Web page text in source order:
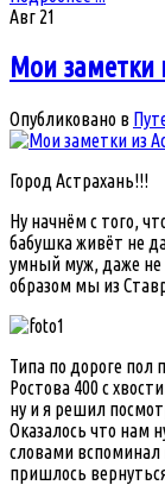
Авг 21
Мои заметки
Опубликовано в
Город Астрахань!!!
Ну начнём с того,
бабушка живёт не
умный муж, даже не
образом мы из
Типа по дороге пол
Ростова 400 с
ну и я решил
Оказалось что нам
словами вспоминал
пришлось